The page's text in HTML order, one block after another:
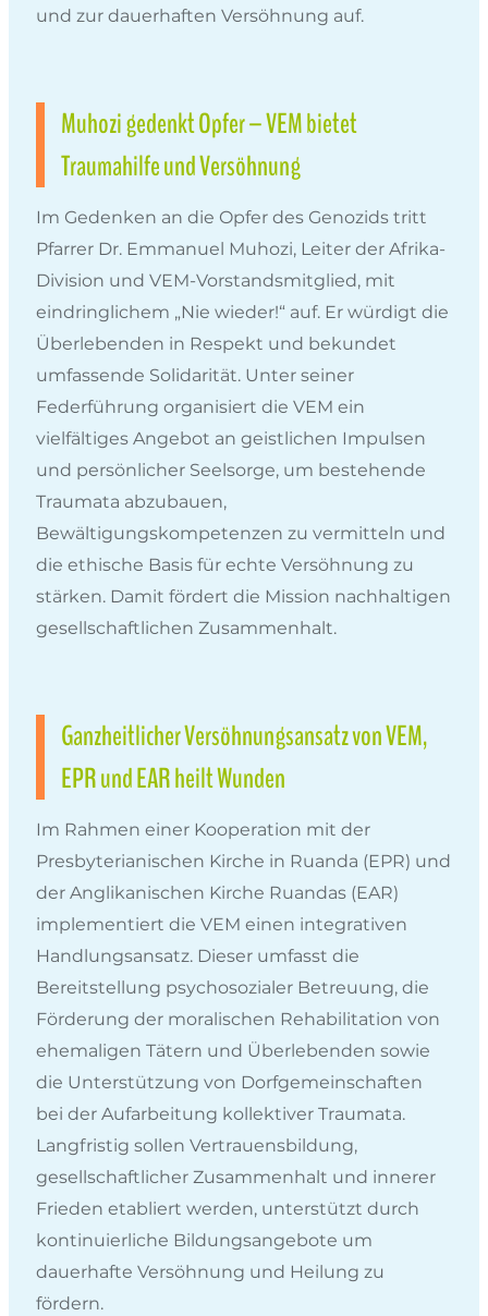
und zur dauerhaften Versöhnung auf.
Muhozi gedenkt Opfer – VEM bietet
Traumahilfe und Versöhnung
Im Gedenken an die Opfer des Genozids tritt
Pfarrer Dr. Emmanuel Muhozi, Leiter der Afrika-
Division und VEM-Vorstandsmitglied, mit
eindringlichem „Nie wieder!“ auf. Er würdigt die
Überlebenden in Respekt und bekundet
umfassende Solidarität. Unter seiner
Federführung organisiert die VEM ein
vielfältiges Angebot an geistlichen Impulsen
und persönlicher Seelsorge, um bestehende
Traumata abzubauen,
Bewältigungskompetenzen zu vermitteln und
die ethische Basis für echte Versöhnung zu
stärken. Damit fördert die Mission nachhaltigen
gesellschaftlichen Zusammenhalt.
Ganzheitlicher Versöhnungsansatz von VEM,
EPR und EAR heilt Wunden
Im Rahmen einer Kooperation mit der
Presbyterianischen Kirche in Ruanda (EPR) und
der Anglikanischen Kirche Ruandas (EAR)
implementiert die VEM einen integrativen
Handlungsansatz. Dieser umfasst die
Bereitstellung psychosozialer Betreuung, die
Förderung der moralischen Rehabilitation von
ehemaligen Tätern und Überlebenden sowie
die Unterstützung von Dorfgemeinschaften
bei der Aufarbeitung kollektiver Traumata.
Langfristig sollen Vertrauensbildung,
gesellschaftlicher Zusammenhalt und innerer
Frieden etabliert werden, unterstützt durch
kontinuierliche Bildungsangebote um
dauerhafte Versöhnung und Heilung zu
fördern.